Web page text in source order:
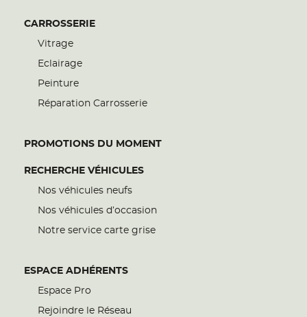
CARROSSERIE
Vitrage
Eclairage
Peinture
Réparation Carrosserie
PROMOTIONS DU MOMENT
RECHERCHE VÉHICULES
Nos véhicules neufs
Nos véhicules d’occasion
Notre service carte grise
ESPACE ADHÉRENTS
Espace Pro
Rejoindre le Réseau